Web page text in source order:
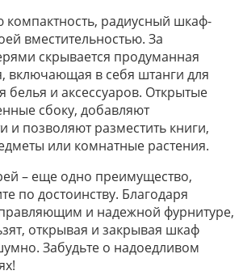
компактность, радиусный шкаф-
вместительностью. За
скрывается продуманная
включающая в себя штанги для
белья и аксессуаров. Открытые
сбоку, добавляют
и позволяют разместить книги,
или комнатные растения.
– еще одно преимущество,
по достоинству. Благодаря
и надежной фурнитуре,
открывая и закрывая шкаф
Забудьте о надоедливом